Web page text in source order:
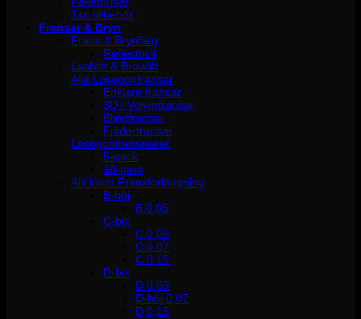
Tan tillbehör
Fransar & Bryn
Frans & Brynfärg
Reflectocil
Lashlift & Browlift
Alla Lösögonfransar
Enklare fransar
3D / Volymfransar
Blingfransar
Fjäderfransar
Lösögonfranspaket
5-pack
10-pack
Allt inom Fransförlängning
B-böj
B 0.05
C-böj
C 0,05
C 0,07
C 0,15
D-böj
D 0,05
D-böj 0,07
D 0,15